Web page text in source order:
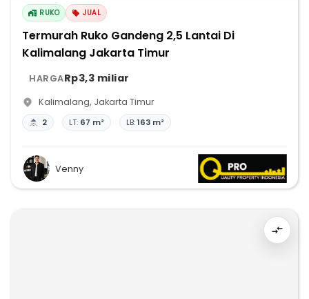
RUKO JUAL
Termurah Ruko Gandeng 2,5 Lantai Di
Kalimalang Jakarta Timur
HARGARp3,3 miliar
Kalimalang, Jakarta Timur
2 LT: 67 m² LB:163 m²
Venny